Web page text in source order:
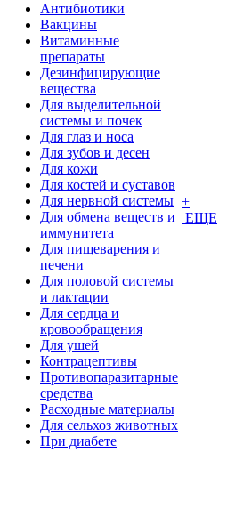
Антибиотики
Вакцины
Витаминные
препараты
Дезинфицирующие
вещества
Для выделительной
системы и почек
Для глаз и носа
Для зубов и десен
Для кожи
Для костей и суставов
Для нервной системы
Для обмена веществ и
иммунитета
Для пищеварения и
печени
Для половой системы
и лактации
Для сердца и
кровообращения
Для ушей
Контрацептивы
Противопаразитарные
средства
Расходные материалы
Для сельхоз животных
При диабете
+
ЕЩЕ